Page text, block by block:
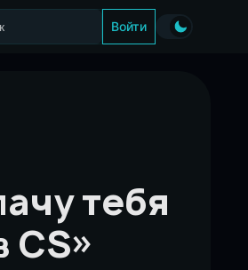
Войти
тебя
CS»